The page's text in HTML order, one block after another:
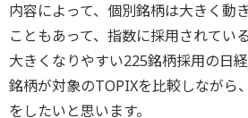
内容によって、個別銘柄は大きく動
こともあって、指数に採用されてい
大きくなりやすい225銘柄採用の日
銘柄が対象のTOPIXを比較しながら
をしたいと思います。